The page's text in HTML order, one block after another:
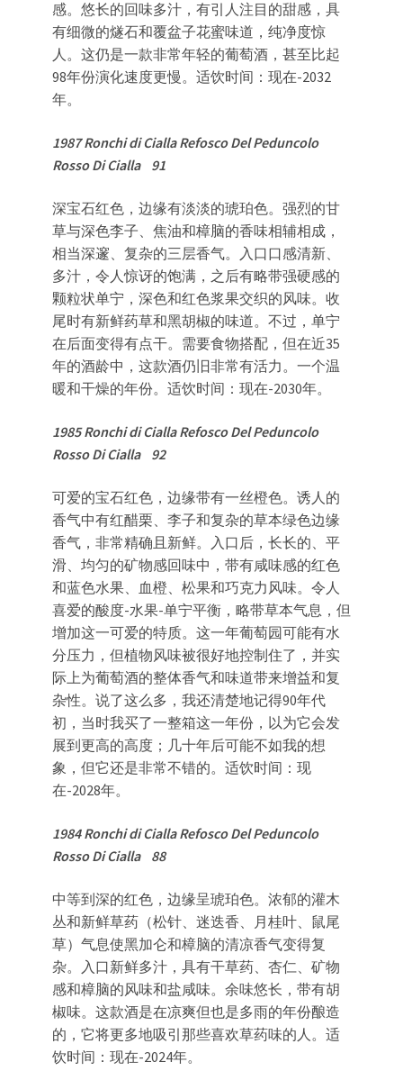
感。悠长的回味多汁，有引人注目的甜感，具
有细微的燧石和覆盆子花蜜味道，纯净度惊
人。这仍是一款非常年轻的葡萄酒，甚至比起
98年份演化速度更慢。适饮时间：现在-2032
年。
1987 Ronchi di Cialla Refosco Del Peduncolo
Rosso Di Cialla 91
深宝石红色，边缘有淡淡的琥珀色。强烈的甘
草与深色李子、焦油和樟脑的香味相辅相成，
相当深邃、复杂的三层香气。入口口感清新、
多汁，令人惊讶的饱满，之后有略带强硬感的
颗粒状单宁，深色和红色浆果交织的风味。收
尾时有新鲜药草和黑胡椒的味道。不过，单宁
在后面变得有点干。需要食物搭配，但在近35
年的酒龄中，这款酒仍旧非常有活力。一个温
暖和干燥的年份。适饮时间：现在-2030年。
1985 Ronchi di Cialla Refosco Del Peduncolo
Rosso Di Cialla 92
可爱的宝石红色，边缘带有一丝橙色。诱人的
香气中有红醋栗、李子和复杂的草本绿色边缘
香气，非常精确且新鲜。入口后，长长的、平
滑、均匀的矿物感回味中，带有咸味感的红色
和蓝色水果、血橙、松果和巧克力风味。令人
喜爱的酸度-水果-单宁平衡，略带草本气息，但
增加这一可爱的特质。这一年葡萄园可能有水
分压力，但植物风味被很好地控制住了，并实
际上为葡萄酒的整体香气和味道带来增益和复
杂性。说了这么多，我还清楚地记得90年代
初，当时我买了一整箱这一年份，以为它会发
展到更高的高度；几十年后可能不如我的想
象，但它还是非常不错的。适饮时间：现
在-2028年。
1984 Ronchi di Cialla Refosco Del Peduncolo
Rosso Di Cialla 88
中等到深的红色，边缘呈琥珀色。浓郁的灌木
丛和新鲜草药（松针、迷迭香、月桂叶、鼠尾
草）气息使黑加仑和樟脑的清凉香气变得复
杂。入口新鲜多汁，具有干草药、杏仁、矿物
感和樟脑的风味和盐咸味。余味悠长，带有胡
椒味。这款酒是在凉爽但也是多雨的年份酿造
的，它将更多地吸引那些喜欢草药味的人。适
饮时间：现在-2024年。